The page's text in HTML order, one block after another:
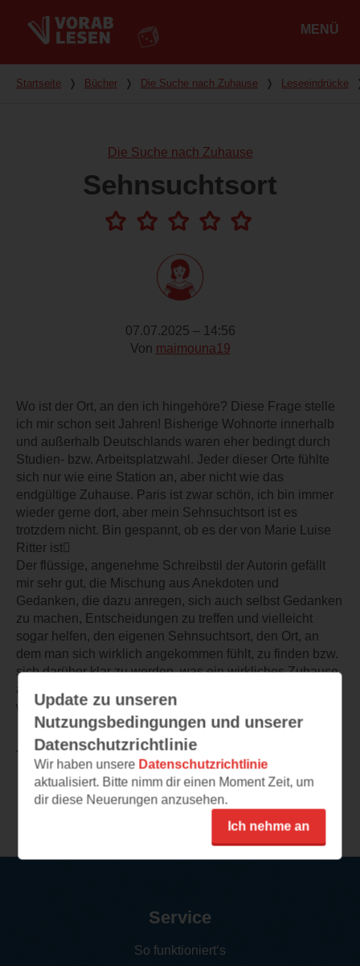
MENÜ
Du bist hier
Startseite ❭ Bücher ❭ Die Suche nach Zuhause ❭ Leseeindrücke
Die Suche nach Zuhause
Sehnsuchtsort
07.07.2025 – 14:56
Von maimouna19
Wo ist der Ort, an den ich hingehöre? Diese Frage stelle
ich mir schon seit Jahren! Bisherige Wohnorte innerhalb
und außerhalb Deutschlands waren eher bedingt durch
Studien- bzw. Arbeitsplatzwahl. Jeder dieser Orte fühlte
sich nur wie eine Station an, aber nicht wie das
endgültige Zuhause. Paris ist zwar schön, ich bin immer
wieder gerne dort, aber mein Sehnsuchtsort ist es
trotzdem nicht. Bin gespannt, ob es der von Marie Luise
Ritter ist
Der flüssige, angenehme Schreibstil der Autorin gefällt
mir sehr gut, die Mischung aus Anekdoten und
Gedanken, die dazu anregen, sich auch selbst Gedanken
zu machen, Entscheidungen zu treffen und vielleicht
sogar helfen, den eigenen Sehnsuchtsort, den Ort, an
dem man sich wirklich angekommen fühlt, zu finden bzw.
sich darüber klar zu werden, was ein wirkliches Zuhause
ausmacht. Gerne würde ich weiterlesen und hoffentlich
wertvolle Anregungen erhalten.
TEILEN
Weitere Leseeindrücke
Update zu unseren
Nutzungsbedingungen und unserer
Datenschutzrichtlinie
Wir haben unsere Datenschutzrichtlinie
aktualisiert. Bitte nimm dir einen Moment Zeit, um
dir diese Neuerungen anzusehen.
Ich nehme an
Service
So funktioniert‘s